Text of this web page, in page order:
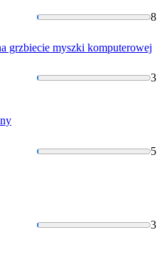
8
grzbiecie myszki komputerowej
3
5
3